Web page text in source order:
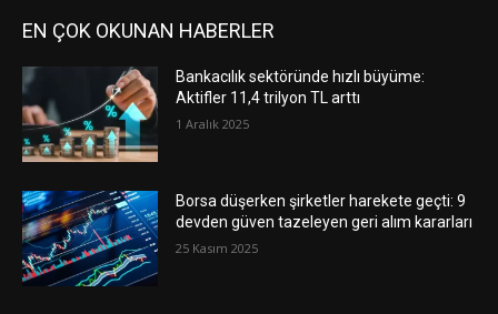
EN ÇOK OKUNAN HABERLER
Bankacılık sektöründe hızlı büyüme:
Aktifler 11,4 trilyon TL arttı
1 Aralık 2025
Borsa düşerken şirketler harekete geçti: 9
devden güven tazeleyen geri alım kararları
25 Kasım 2025